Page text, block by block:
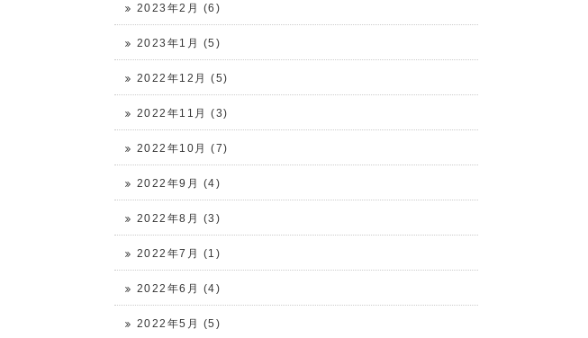
2023年2月 (6)
2023年1月 (5)
2022年12月 (5)
2022年11月 (3)
2022年10月 (7)
2022年9月 (4)
2022年8月 (3)
2022年7月 (1)
2022年6月 (4)
2022年5月 (5)